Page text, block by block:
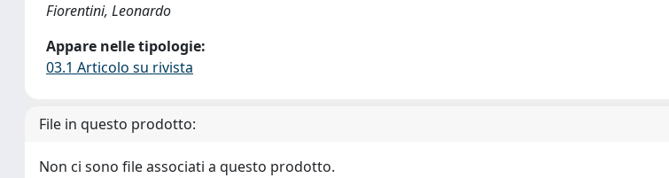
Fiorentini, Leonardo
Appare nelle tipologie:
03.1 Articolo su rivista
File in questo prodotto:
Non ci sono file associati a questo prodotto.